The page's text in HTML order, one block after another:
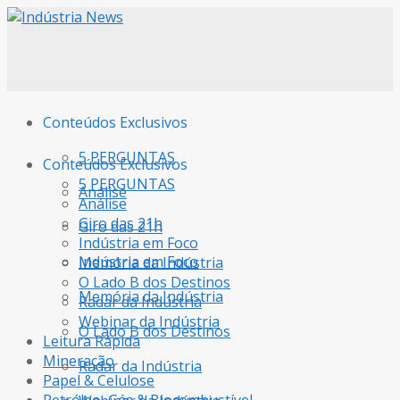
Conteúdos Exclusivos
5 PERGUNTAS
Análise
Giro das 21h
Indústria em Foco
Memória da Indústria
O Lado B dos Destinos
Radar da Indústria
Conteúdos Exclusivos
5 PERGUNTAS
Análise
Giro das 21h
Indústria em Foco
Memória da Indústria
O Lado B dos Destinos
Radar da Indústria
Webinar da Indústria
Leitura Rápida
Mineração
Papel & Celulose